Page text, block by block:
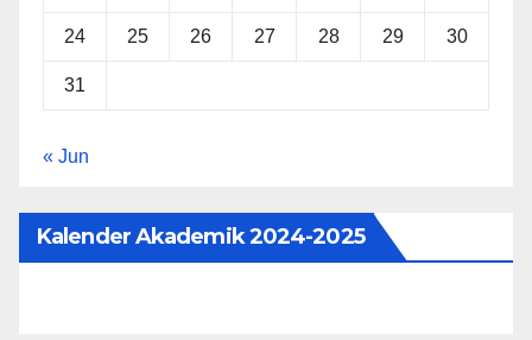
24 25 26 27 28 29 30
31
« Jun
Kalender Akademik 2024-2025